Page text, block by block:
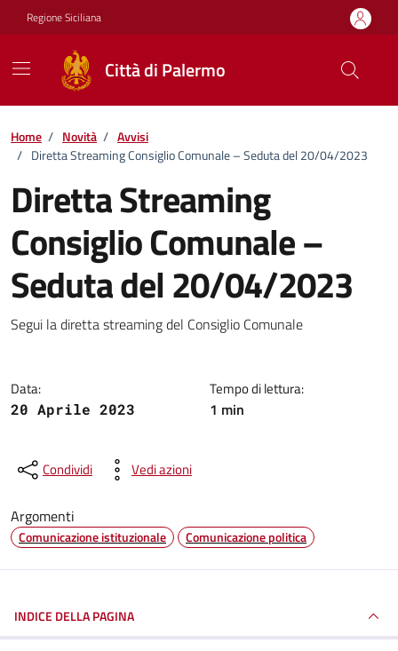
Vai ai contenuti
Vai al footer
Regione Siciliana
Città di Palermo
Home / Novità / Avvisi
/ Diretta Streaming Consiglio Comunale – Seduta del 20/04/2023
Diretta Streaming
Consiglio Comunale –
Seduta del 20/04/2023
Dettagli della notizia
Segui la diretta streaming del Consiglio Comunale
Data:
20 Aprile 2023
Tempo di lettura:
1 min
Condividi Vedi azioni
Argomenti
Comunicazione istituzionale Comunicazione politica
INDICE DELLA PAGINA